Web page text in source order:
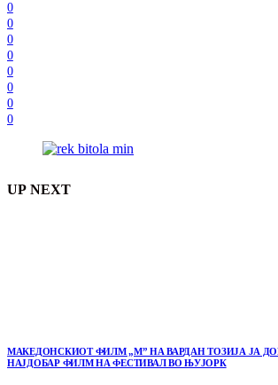
0
0
0
0
0
0
0
0
UP NEXT
МАКЕДОНСКИОТ ФИЛМ „М” НА ВАРДАН ТОЗИЈА ЈА
НАЈДОБАР ФИЛМ НА ФЕСТИВАЛ ВО ЊУЈОРК